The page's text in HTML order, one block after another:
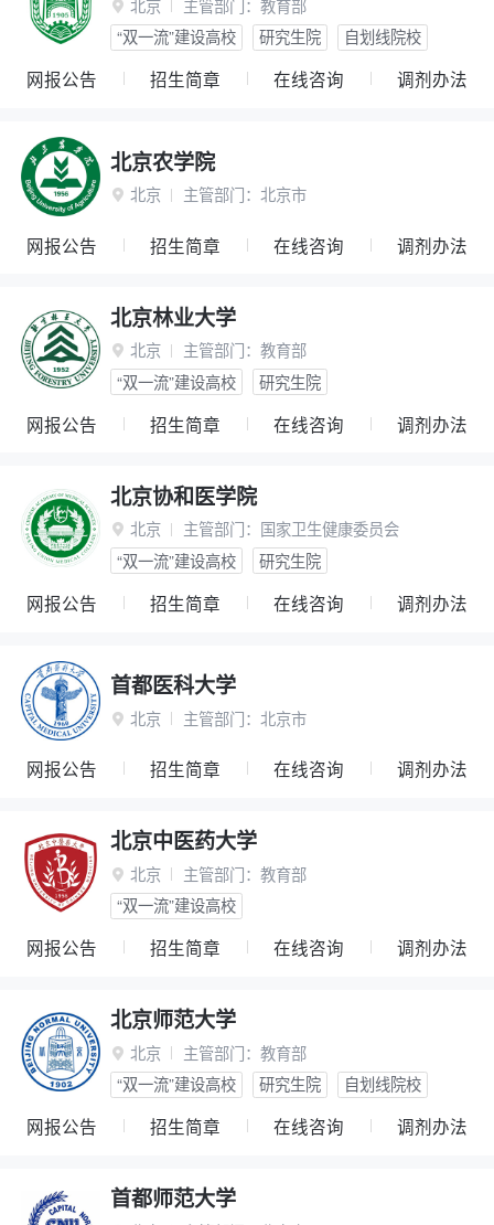
 北京 主管部门： 教育部
“双一流”建设高校
研究生院 自划线院校
网报公告 招生简章 在线咨询 调剂办法
北京农学院
 北京 主管部门： 北京市
网报公告 招生简章 在线咨询 调剂办法
北京林业大学
 北京 主管部门： 教育部
“双一流”建设高校
研究生院
网报公告 招生简章 在线咨询 调剂办法
北京协和医学院
 北京 主管部门： 国家卫生健康委员会
“双一流”建设高校
研究生院
网报公告 招生简章 在线咨询 调剂办法
首都医科大学
 北京 主管部门： 北京市
网报公告 招生简章 在线咨询 调剂办法
北京中医药大学
 北京 主管部门： 教育部
“双一流”建设高校
网报公告 招生简章 在线咨询 调剂办法
北京师范大学
 北京 主管部门： 教育部
“双一流”建设高校
研究生院 自划线院校
网报公告 招生简章 在线咨询 调剂办法
首都师范大学